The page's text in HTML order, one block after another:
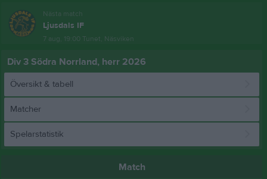
Nästa match
Ljusdals IF
7 aug, 19:00 Tunet, Näsviken
Div 3 Södra Norrland, herr 2026
Översikt & tabell
Matcher
Spelarstatistik
Match